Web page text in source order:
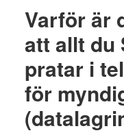
Varför är
att allt du
pratar i
för